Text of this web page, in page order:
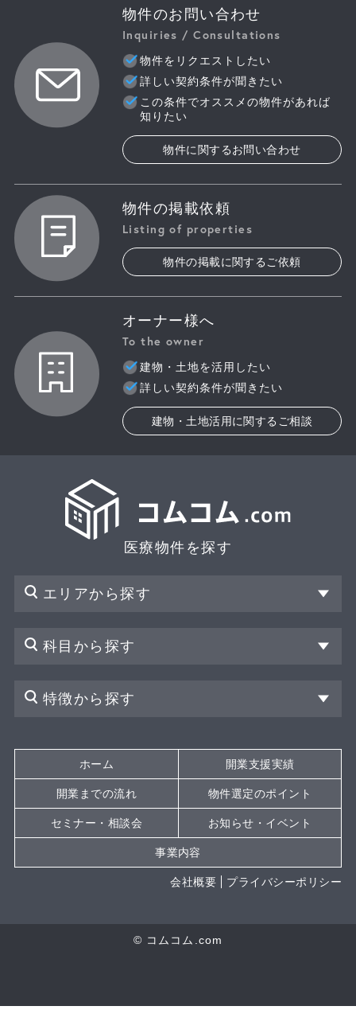
物件のお問い合わせ
Inquiries / Consultations
物件をリクエストしたい
詳しい契約条件が聞きたい
この条件でオススメの物件があれば
知りたい
物件に関するお問い合わせ
物件の掲載依頼
Listing of properties
物件の掲載に関するご依頼
オーナー様へ
To the owner
建物・土地を活用したい
詳しい契約条件が聞きたい
建物・土地活用に関するご相談
医療物件を探す
エリアから探す
科目から探す
特徴から探す
ホーム 開業支援実績
開業までの流れ 物件選定のポイント
セミナー・相談会 お知らせ・イベント
事業内容
会社概要 プライバシーポリシー
© コムコム.com